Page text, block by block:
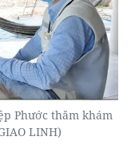
Phước thăm khám
LINH)